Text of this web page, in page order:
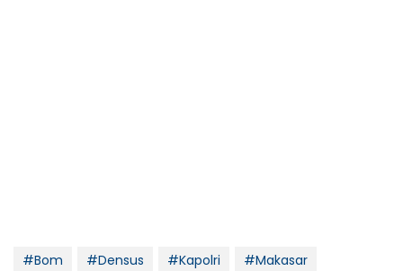
#Bom #Densus #Kapolri
#Makasar